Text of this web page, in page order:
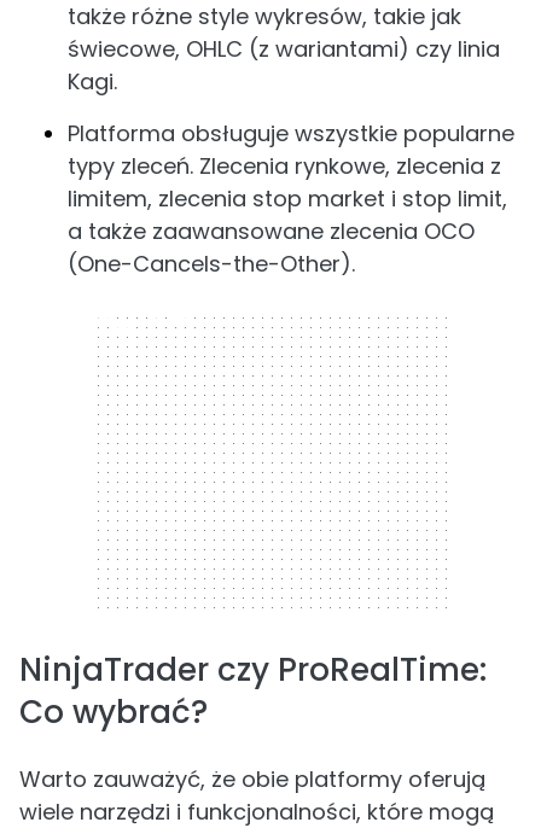
także różne style wykresów, takie jak
świecowe, OHLC (z wariantami) czy linia
Kagi.
Platforma obsługuje wszystkie popularne
typy zleceń. Zlecenia rynkowe, zlecenia z
limitem, zlecenia stop market i stop limit,
a także zaawansowane zlecenia OCO
(One-Cancels-the-Other).
300 x 250
NinjaTrader czy ProRealTime:
Co wybrać?
Warto zauważyć, że obie platformy oferują
wiele narzędzi i funkcjonalności, które mogą